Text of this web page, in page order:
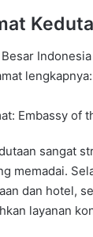
Besar
lengkapnya:
Embassy of
sangat
memadai.
dan hotel,
layanan